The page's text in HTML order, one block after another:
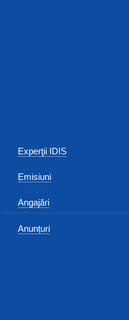
Experţii IDIS
Emisiuni
Angajări
Anunțuri